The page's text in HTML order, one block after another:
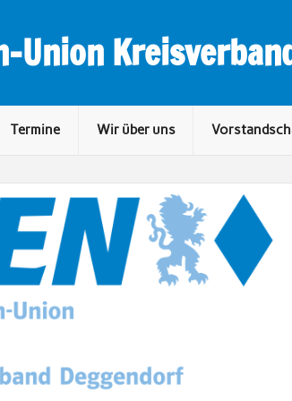
Union
Termine Wir über uns